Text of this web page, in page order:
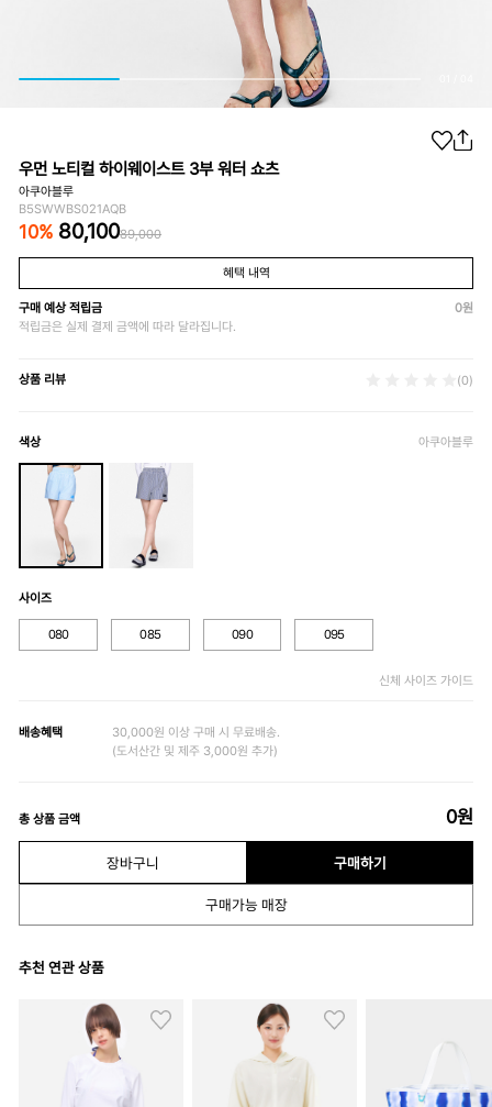
우먼 노티컬 하이웨이스트 3부 워터 쇼츠
아쿠아블루
B5SWWBS021AQB
10% 80,10089,000
혜택 내역
구매 예상 적립금 0원
적립금은 실제 결제 금액에 따라 달라집니다.
상품 리뷰 (0)
색상 아쿠아블루
사이즈
080 085 090 095
신체 사이즈 가이드
배송혜택
30,000원 이상 구매 시 무료배송.
(도서산간 및 제주 3,000원 추가)
총 상품 금액 0원
장바구니 구매하기
구매가능 매장
추천 연관 상품